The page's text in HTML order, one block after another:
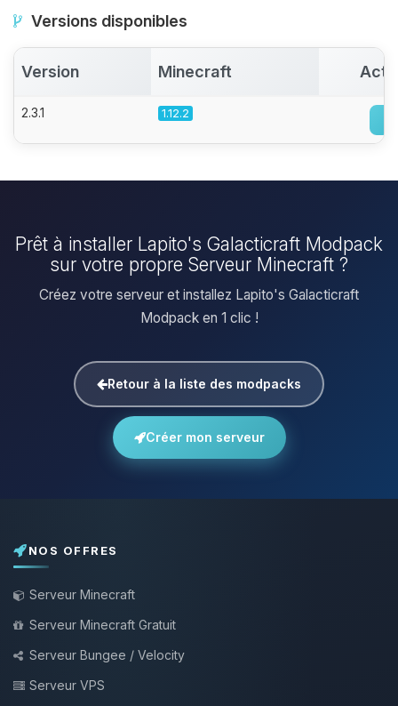
Versions disponibles
Version Minecraft
2.3.1 1.12.2
Prêt à installer Lapito's Galacticraft Modpack
sur votre propre Serveur Minecraft ?
Créez votre serveur et installez Lapito's Galacticraft
Modpack en 1 clic !
Retour à la liste des modpacks
Créer mon serveur
NOS OFFRES
Serveur Minecraft
Serveur Minecraft Gratuit
Serveur Bungee / Velocity
Serveur VPS